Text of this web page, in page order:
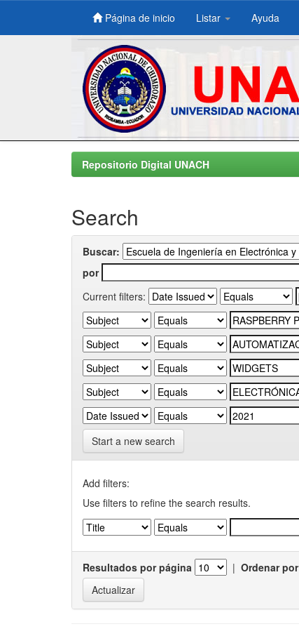
Skip
Página de inicio Listar Ayuda
Repositorio Digital UNACH
Search
Buscar:
por
Current filters:
Start a new search
Add filters:
Use filters to refine the search results.
Resultados por página | Ordenar por